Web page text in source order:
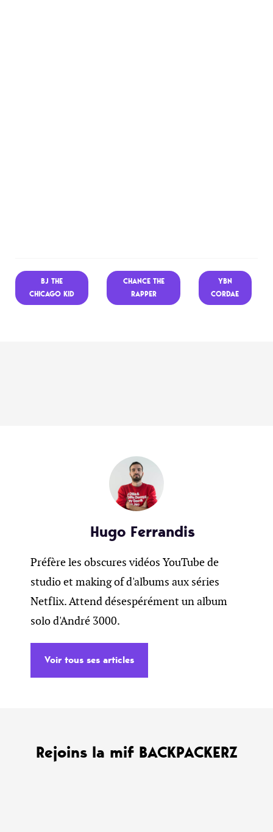
BJ THE
CHICAGO KID
CHANCE THE
RAPPER
YBN
CORDAE
Hugo Ferrandis
Préfère les obscures vidéos YouTube de
studio et making of d'albums aux séries
Netflix. Attend désespérément un album
solo d'André 3000.
Voir tous ses articles
Rejoins la mif BACKPACKERZ